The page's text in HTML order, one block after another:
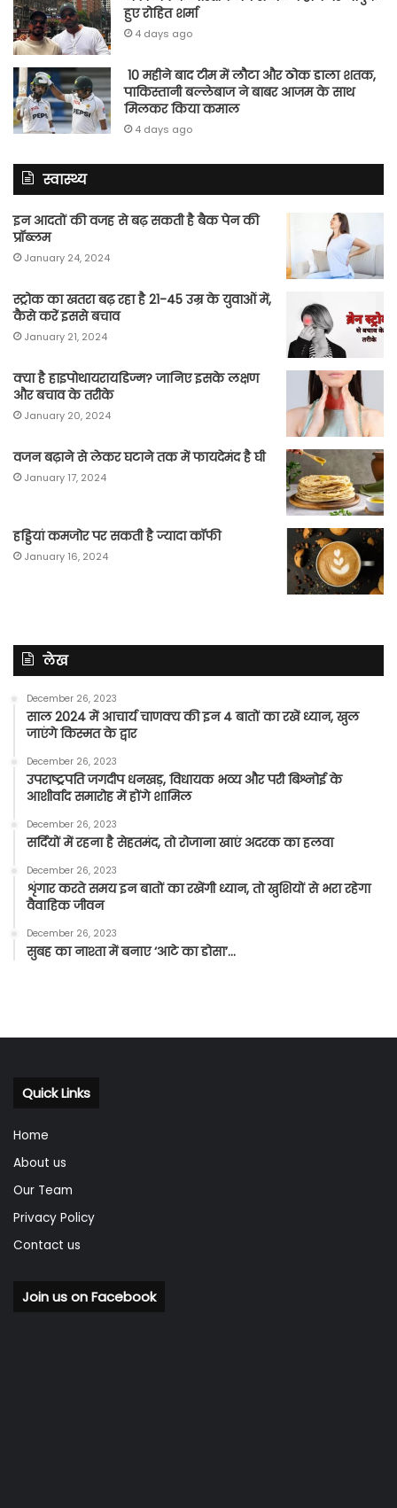
हुए रोहित शर्मा
4 days ago
10 महीने बाद टीम में लौटा और ठोक डाला शतक,
पाकिस्तानी बल्लेबाज ने बाबर आजम के साथ
मिलकर किया कमाल
4 days ago
स्वास्थ्य
इन आदतों की वजह से बढ़ सकती है बैक पेन की
प्रॉब्लम
January 24, 2024
स्ट्रोक का खतरा बढ़ रहा है 21-45 उम्र के युवाओं में,
कैसे करें इससे बचाव
January 21, 2024
क्या है हाइपोथायरायडिज्म? जानिए इसके लक्षण
और बचाव के तरीके
January 20, 2024
वजन बढ़ाने से लेकर घटाने तक में फायदेमंद है घी
January 17, 2024
हड्डियां कमजोर पर सकती है ज्यादा कॉफी
January 16, 2024
लेख
December 26, 2023
साल 2024 में आचार्य चाणक्य की इन 4 बातों का रखें ध्यान, खुल
जाएंगे किस्मत के द्वार
December 26, 2023
उपराष्ट्रपति जगदीप धनखड़, विधायक भव्य और परी बिश्नोई के
आशीर्वाद समारोह में होंगे शामिल
December 26, 2023
सर्दियों में रहना है सेहतमंद, तो रोजाना खाएं अदरक का हलवा
December 26, 2023
शृंगार करते समय इन बातों का रखेंगी ध्यान, तो खुशियों से भरा रहेगा
वैवाहिक जीवन
December 26, 2023
सुबह का नाश्ता में बनाए ‘आटे का डोसा’…
Quick Links
Home
About us
Our Team
Privacy Policy
Contact us
Join us on Facebook